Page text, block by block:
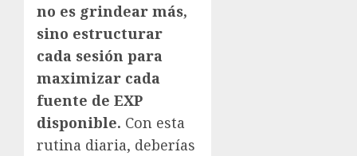
no es grindear más,
sino estructurar
cada sesión para
maximizar cada
fuente de EXP
disponible. Con esta
rutina diaria, deberías